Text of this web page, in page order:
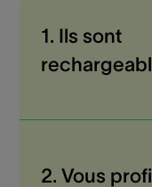
1. Ils sont
2. Vous